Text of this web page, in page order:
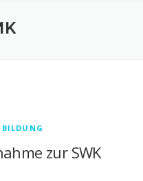
IMPRESSUM
zur SWK